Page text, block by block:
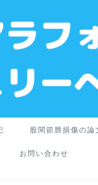
股関節唇損傷の論
お問い合わせ